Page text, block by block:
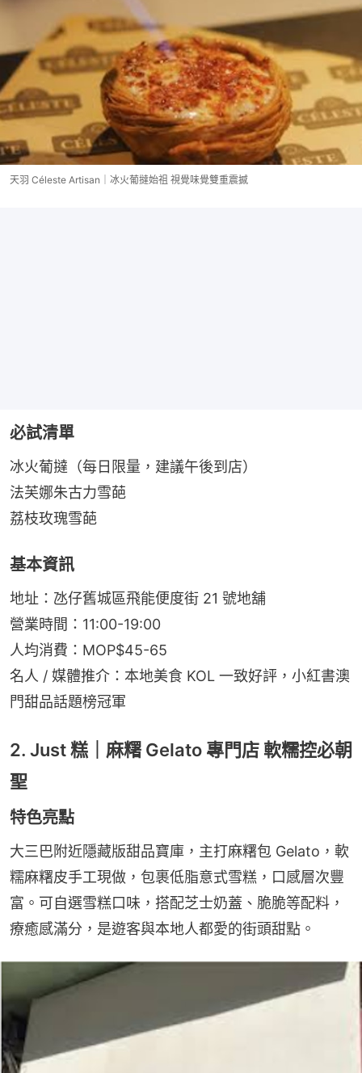
天羽 Céleste Artisan｜冰火葡撻始祖 視覺味覺雙重震撼
必試清單
冰火葡撻（每日限量，建議午後到店）
法芙娜朱古力雪葩
荔枝玫瑰雪葩
基本資訊
地址：氹仔舊城區飛能便度街 21 號地舖
營業時間：11:00-19:00
人均消費：MOP$45-65
名人 / 媒體推介：本地美食 KOL 一致好評，小紅書澳
門甜品話題榜冠軍
2. Just 糕｜麻糬 Gelato 專門店 軟糯控必朝
聖
特色亮點
大三巴附近隱藏版甜品寶庫，主打麻糬包 Gelato，軟
糯麻糬皮手工現做，包裹低脂意式雪糕，口感層次豐
富。可自選雪糕口味，搭配芝士奶蓋、脆脆等配料，
療癒感滿分，是遊客與本地人都愛的街頭甜點。